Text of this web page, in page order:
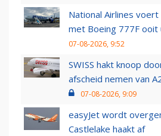
National Airlines
met Boeing 777F ooit
07-08-2026, 9:52
SWISS hakt knoop
afscheid nemen van
07-08-2026, 9:09
easyJet wordt
Castlelake haakt af